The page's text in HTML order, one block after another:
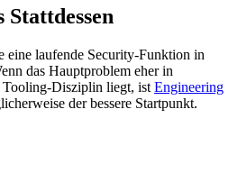
Stattdessen
eine laufende Security-Funktion in
das Hauptproblem eher in
Disziplin liegt, ist Engineering
der bessere Startpunkt.